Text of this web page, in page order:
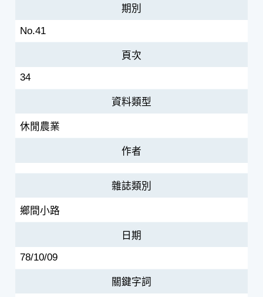
期別
No.41
頁次
34
資料類型
休閒農業
作者
雜誌類別
鄉間小路
日期
78/10/09
關鍵字詞